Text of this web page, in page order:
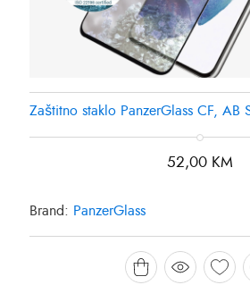
Zaštitno staklo PanzerGlass CF, AB
52,00 KM
Brand: PanzerGlass